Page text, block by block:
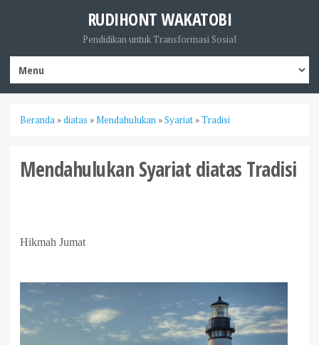
RUDIHONT WAKATOBI
Pendidikan untuk Transformasi Sosial
Beranda »diatas »Mendahulukan »Syariat »Tradisi
Mendahulukan Syariat diatas Tradisi
Hikmah Jumat